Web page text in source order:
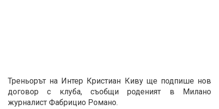
Треньорът на Интер Кристиан Киву ще подпише нов
договор с клуба, съобщи роденият в Милано
журналист Фабрицио Романо.